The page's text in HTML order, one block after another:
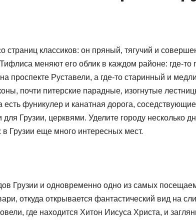
страниц классиков: он пряный, тягучий и
меняют его облик в каждом районе: где-то
проспекте Руставели, а где-то старинный и
почти питерские парадные, изогнутые
фуникулер и канатная дорога,
Грузии, церквями. Уделите городу несколько
Грузии еще много интересных мест.
Грузии и одновременно одно из самых
откуда открывается фантастический вид на
где находится Хитон Иисуса Христа, и